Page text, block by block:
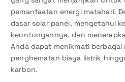
pemanfaatan energi matahari.
dasar solar panel, mengetahui
keuntungannya, dan
Anda dapat menikmati berbagai
penghematan biaya listrik
karbon.